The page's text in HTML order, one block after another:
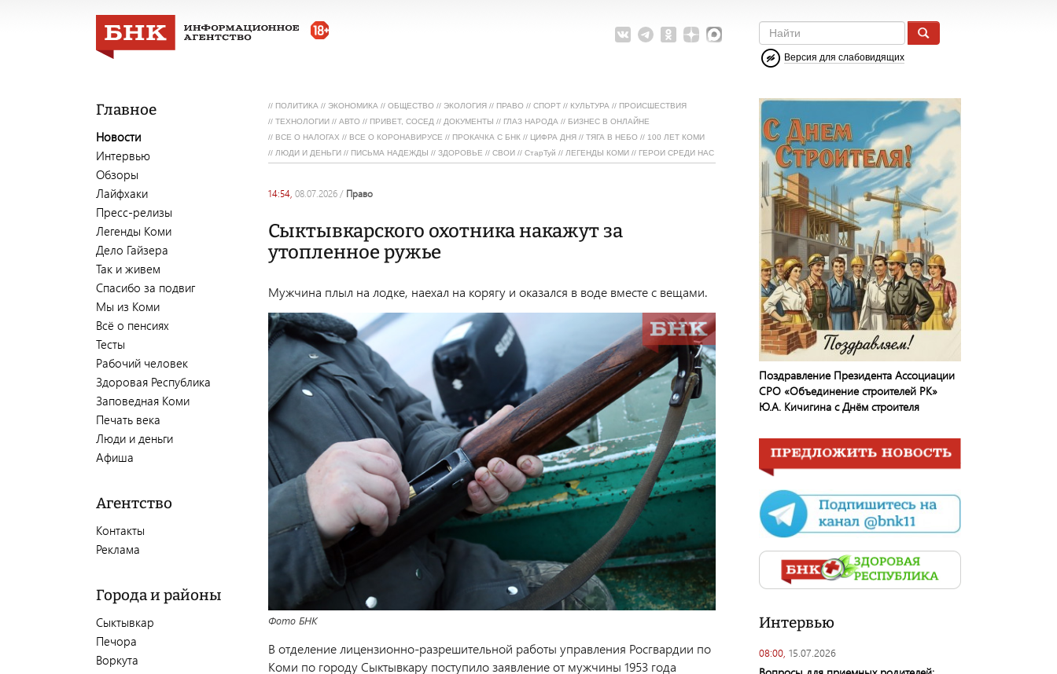
Версия для слабовидящих
Главное
Новости
Интервью
Обзоры
Лайфхаки
Пресс-релизы
Легенды Коми
Дело Гайзера
Так и живем
Спасибо за подвиг
Мы из Коми
Всё о пенсиях
Тесты
Рабочий человек
Здоровая Республика
Заповедная Коми
Печать века
Люди и деньги
Афиша
Агентство
Контакты
Реклама
Города и районы
Сыктывкар
Печора
Воркута
// ПОЛИТИКА // ЭКОНОМИКА // ОБЩЕСТВО // ЭКОЛОГИЯ // ПРАВО // СПОРТ // КУЛЬТУРА // ПРОИСШЕСТВИЯ
// ТЕХНОЛОГИИ // АВТО // ПРИВЕТ, СОСЕД // ДОКУМЕНТЫ // ГЛАЗ НАРОДА // БИЗНЕС В ОНЛАЙНЕ
// ВСЕ О НАЛОГАХ // ВСЕ О КОРОНАВИРУСЕ // ПРОКАЧКА С БНК // ЦИФРА ДНЯ // ТЯГА В НЕБО // 100 ЛЕТ КОМИ
// ЛЮДИ И ДЕНЬГИ // ПИСЬМА НАДЕЖДЫ // ЗДОРОВЬЕ // СВОИ // СтарТуй // ЛЕГЕНДЫ КОМИ // ГЕРОИ СРЕДИ НАС
14:54, 08.07.2026 / право
Сыктывкарского охотника накажут за
утопленное ружье
Мужчина плыл на лодке, наехал на корягу и оказался в воде вместе с вещами.
Фото БНК
В отделение лицензионно-разрешительной работы управления Росгвардии по
Коми по городу Сыктывкару поступило заявление от мужчины 1953 года
Поздравление Президента Ассоциации
СРО «Объединение строителей РК»
Ю.А. Кичигина с Днём строителя
Интервью
08:00, 15.07.2026